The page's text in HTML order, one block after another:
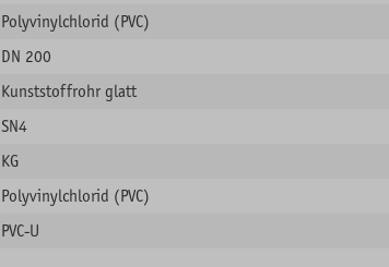
Polyvinylchlorid (PVC)
DN 200
Kunststoffrohr glatt
SN4
KG
Polyvinylchlorid (PVC)
PVC-U